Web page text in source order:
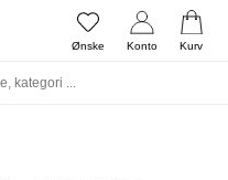
Ønske Konto Kurv